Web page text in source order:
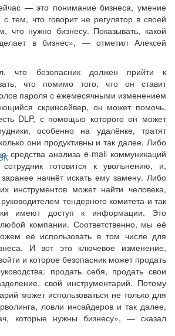
— это понимание бизнеса, умение
с тем, что говорит не регулятор в своей
что нужно бизнесу. Показывать, какой
в бизнес», — отметил Алексей
что безопасник должен прийти к
что помимо того, что он ставит
пароля с ежемесячными изменением
скринсейвер, он может помочь.
DLP, с помощью которого он может
особенно на удалёнке, тратят
они продуктивны и так далее. Либо
анализа e-mail коммуникаций
сотрудник готовится к увольнению, и,
заранее начнёт искать ему замену. Либо
инструментов может найти человека,
тендерного комитета и так
имеют доступ к информации. Это
компании. Соответственно, мы её
её использовать в том числе для
И вот это ключевое изменение,
и которое безопасник может продать
продать себя, продать свои
свой инструментарий. Потому
может использоваться не только для
ловли инсайдеров и так далее,
которые нужны бизнесу», — сказал